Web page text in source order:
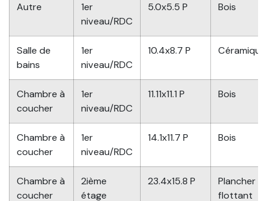
Autre
1er
niveau/RDC
5.0x5.5 P Bois
Salle de
bains
1er
niveau/RDC
10.4x8.7 P Céramique
Chambre à
coucher
1er
niveau/RDC
11.11x11.1 P Bois
Chambre à
coucher
1er
niveau/RDC
14.1x11.7 P Bois
Chambre à
coucher
2ième
étage
23.4x15.8 P
Plancher
flottant